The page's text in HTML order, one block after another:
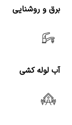
برق و روشنایی
آب لوله کشی